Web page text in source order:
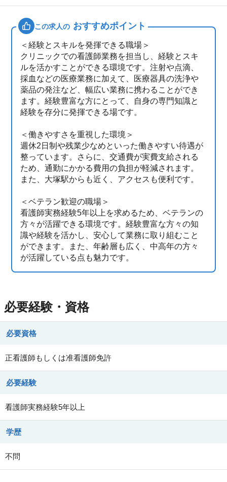
この求人の おすすめポイント
＜経験とスキルを発揮できる職場＞
クリニックでの看護師業務を担当し、経験とスキ
ルを活かすことができる環境です。注射や点滴、
採血などの医療業務に加えて、医療器具の洗浄や
薬品の発注など、幅広い業務に携わることができ
ます。経験豊富な方にとって、自身の専門知識と
経験を存分に発揮できる場です。
＜働きやすさを重視した環境＞
週休2日制や残業少なめといった働きやすい待遇が
整っています。さらに、交通費が実費支給される
ため、通勤にかかる費用の負担が軽減されます。
また、大塚駅からも近く、アクセスも便利です。
＜ベテラン歓迎の職場＞
看護師実務経験5年以上を求めるため、ベテランの
方々が活躍できる環境です。経験豊富な方々の知
識や経験を活かし、安心して業務に取り組むこと
ができます。また、年齢層も広く、中高年の方々
が活躍している点も魅力です。
必要経験・資格
必要資格
正看護師もしくは准看護師免許
必要経験
看護師実務経験5年以上
学歴
不問